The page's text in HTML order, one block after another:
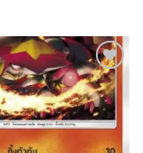
Add to
wishlist